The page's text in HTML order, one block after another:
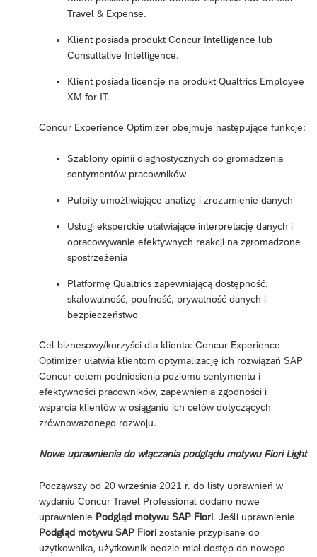
Travel & Expense.
Klient posiada produkt Concur Intelligence lub
Consultative Intelligence.
Klient posiada licencje na produkt Qualtrics Employee
XM for IT.
Concur Experience Optimizer obejmuje następujące funkcje:
Szablony opinii diagnostycznych do gromadzenia
sentymentów pracowników
Pulpity umożliwiające analizę i zrozumienie danych
Usługi eksperckie ułatwiające interpretację danych i
opracowywanie efektywnych reakcji na zgromadzone
spostrzeżenia
Platformę Qualtrics zapewniającą dostępność,
skalowalność, poufność, prywatność danych i
bezpieczeństwo
Cel biznesowy/korzyści dla klienta: Concur Experience
Optimizer ułatwia klientom optymalizację ich rozwiązań SAP
Concur celem podniesienia poziomu sentymentu i
efektywności pracowników, zapewnienia zgodności i
wsparcia klientów w osiąganiu ich celów dotyczących
zrównoważonego rozwoju.
Nowe uprawnienia do włączania podglądu motywu Fiori Light
Począwszy od 20 września 2021 r. do listy uprawnień w
wydaniu Concur Travel Professional dodano nowe
uprawnienie Podgląd motywu SAP Fiori. Jeśli uprawnienie
Podgląd motywu SAP Fiori zostanie przypisane do
użytkownika, użytkownik będzie miał dostęp do nowego